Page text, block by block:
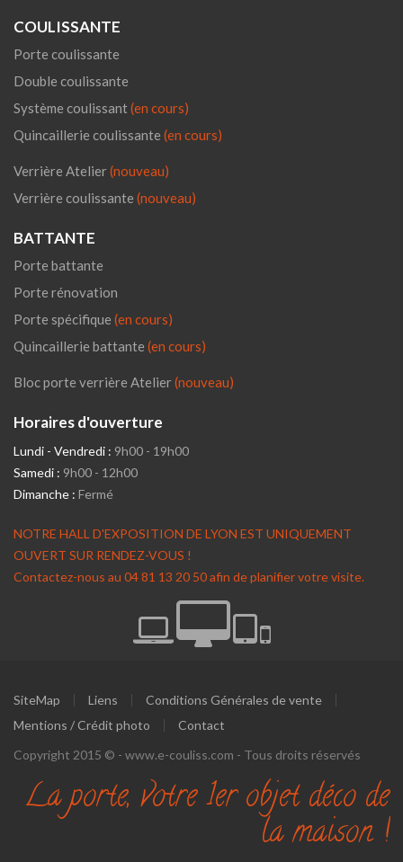
COULISSANTE
Porte coulissante
Double coulissante
Système coulissant(en cours)
Quincaillerie coulissante (en cours)
Verrière Atelier(nouveau)
Verrière coulissante (nouveau)
BATTANTE
Porte battante
Porte rénovation
Porte spécifique (en cours)
Quincaillerie battante (en cours)
Bloc porte verrière Atelier(nouveau)
Horaires d'ouverture
Lundi - Vendredi : 9h00 - 19h00
Samedi : 9h00 - 12h00
Dimanche : Fermé
NOTRE HALL D'EXPOSITION DE LYON EST UNIQUEMENT
OUVERT SUR RENDEZ-VOUS !
Contactez-nous au 04 81 13 20 50 afin de planifier votre visite.
SiteMap Liens
Conditions Générales de vente
Mentions / Crédit photo
Contact
Copyright 2015 © - www.e-couliss.com - Tous droits réservés
La porte, votre 1er objet déco de
la maison !